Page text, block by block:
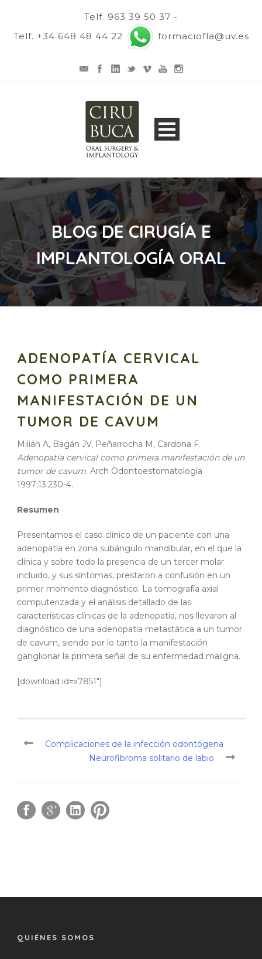
Telf. 963 39 50 37 -
Telf. +34 648 48 44 22
formaciofla@uv.es
BLOG DE CIRUGÍA E
IMPLANTOLOGÍA ORAL
ADENOPATÍA CERVICAL
COMO PRIMERA
MANIFESTACIÓN DE UN
TUMOR DE CAVUM
Milián A, Bagán JV, Peñarrocha M, Cardona F.
Adenopatía cervical como primera manifestación de un
tumor de cavum. Arch Odontoestomatología
1997;13:230-4.
Resumen
Presentamos el caso clínico de un paciente con una
adenopatía en zona subángulo mandibular, en el que la
clínica y sobre todo la presencia de un tercer molar
incluido, y sus síntomas, prestaron a confusión en un
primer momento diagnóstico. La tomografía axial
computerizada y el análisis detallado de las
características clínicas de la adenopatía, nos llevaron al
diagnóstico de una adenopatía metastática a un tumor
de cavum, siendo por lo tanto la manifestación
ganglionar la primera señal de su enfermedad maligna.
[download id=»7851″]
Complicaciones de la infección odontógena
Neurofibroma solitario de labio
QUIÉNES SOMOS